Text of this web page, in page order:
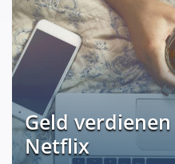
Geld
Netflix